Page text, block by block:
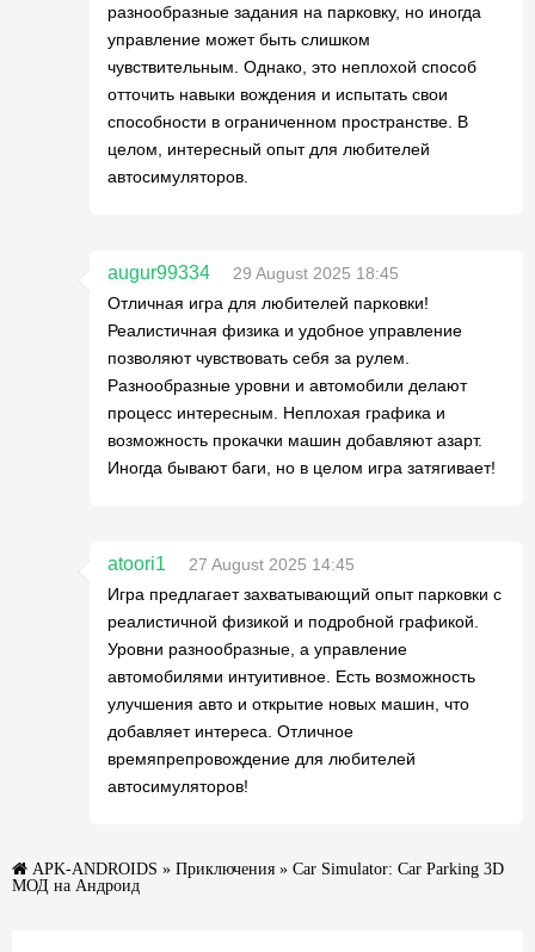
разнообразные задания на парковку, но иногда
управление может быть слишком
чувствительным. Однако, это неплохой способ
отточить навыки вождения и испытать свои
способности в ограниченном пространстве. В
целом, интересный опыт для любителей
автосимуляторов.
augur99334
29 August 2025 18:45
Отличная игра для любителей парковки!
Реалистичная физика и удобное управление
позволяют чувствовать себя за рулем.
Разнообразные уровни и автомобили делают
процесс интересным. Неплохая графика и
возможность прокачки машин добавляют азарт.
Иногда бывают баги, но в целом игра затягивает!
atoori1
27 August 2025 14:45
Игра предлагает захватывающий опыт парковки с
реалистичной физикой и подробной графикой.
Уровни разнообразные, а управление
автомобилями интуитивное. Есть возможность
улучшения авто и открытие новых машин, что
добавляет интереса. Отличное
времяпрепровождение для любителей
автосимуляторов!
APK-ANDROIDS » Приключения » Car Simulator: Car Parking 3D
МОД на Андроид